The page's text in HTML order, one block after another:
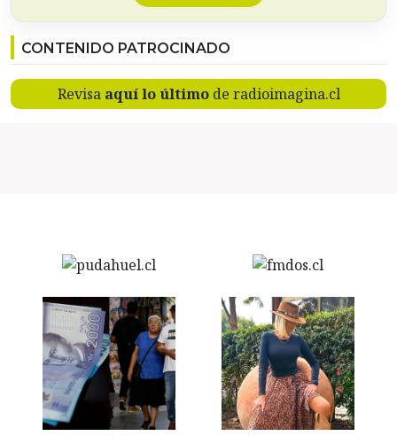
CONTENIDO PATROCINADO
Revisa aquí lo últimode radioimagina.cl